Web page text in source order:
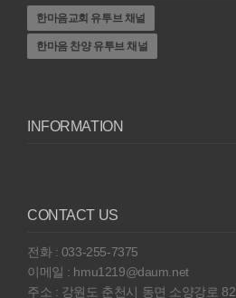
한마음교회 유투브 채널
한마음 찬양 유투브 채널
INFORMATION
CONTACT US
전화 : 033-255-7375
이메일 : hmu1219@daum.net
주소 : 강원도 춘천시 동면 소양강로 82